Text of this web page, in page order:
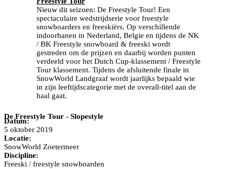
Nieuw dit seizoen: De Freestyle Tour! Een
spectaculaire wedstrijdserie voor freestyle
snowboarders en freeskiërs. Op verschillende
indoorbanen in Nederland, Belgie en tijdens de NK
/ BK Freestyle snowboard & freeski wordt
gestreden om de prijzen en daarbij worden punten
verdeeld voor het Dutch Cup-klassement / Freestyle
Tour klassement. Tijdens de afsluitende finale in
SnowWorld Landgraaf wordt jaarlijks bepaald wie
in zijn leeftijdscategorie met de overall-titel aan de
haal gaat.
De Freestyle Tour - Slopestyle
Datum:
5 oktober 2019
Locatie:
SnowWorld Zoetermeer
Discipline:
Freeski / freestyle snowboarden